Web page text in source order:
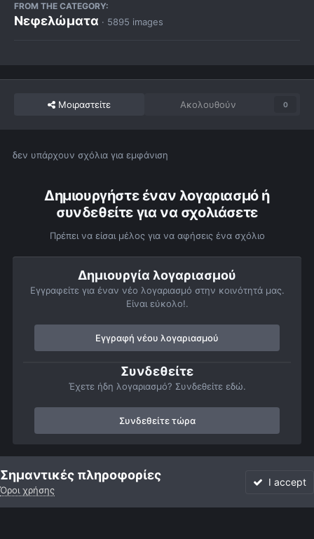
FROM THE CATEGORY:
Νεφελώματα · 5895 images
Μοιραστείτε Ακολουθούν 0
δεν υπάρχουν σχόλια για εμφάνιση
Δημιουργήστε έναν λογαριασμό ή
συνδεθείτε για να σχολιάσετε
Πρέπει να είσαι μέλος για να αφήσεις ένα σχόλιο
Δημιουργία λογαριασμού
Εγγραφείτε για έναν νέο λογαριασμό στην κοινότητά μας.
Είναι εύκολο!.
Εγγραφή νέου λογαριασμού
Συνδεθείτε
Έχετε ήδη λογαριασμό? Συνδεθείτε εδώ.
Συνδεθείτε τώρα
Αρχή Αστροφωτογραφίες Βαθύς Ουρανός
Σημαντικές πληροφορίες
Όροι χρήσης
I accept
Forum